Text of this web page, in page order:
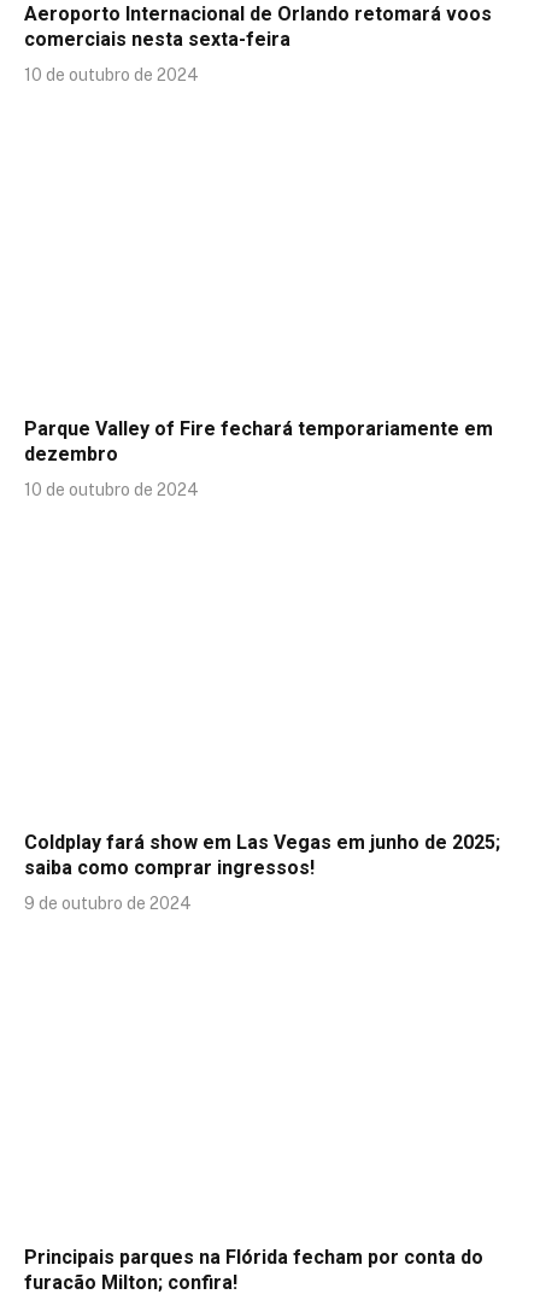
Aeroporto Internacional de Orlando retomará voos
comerciais nesta sexta-feira
10 de outubro de 2024
Parque Valley of Fire fechará temporariamente em
dezembro
10 de outubro de 2024
Coldplay fará show em Las Vegas em junho de 2025;
saiba como comprar ingressos!
9 de outubro de 2024
Principais parques na Flórida fecham por conta do
furacão Milton; confira!